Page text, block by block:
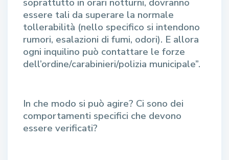
essere tali da superare la normale
tollerabilità (nello specifico si intendono
rumori, esalazioni di fumi, odori). E allora
ogni inquilino può contattare le forze
dell’ordine/carabinieri/polizia municipale”.
In che modo si può agire? Ci sono dei
comportamenti specifici che devono
essere verificati?